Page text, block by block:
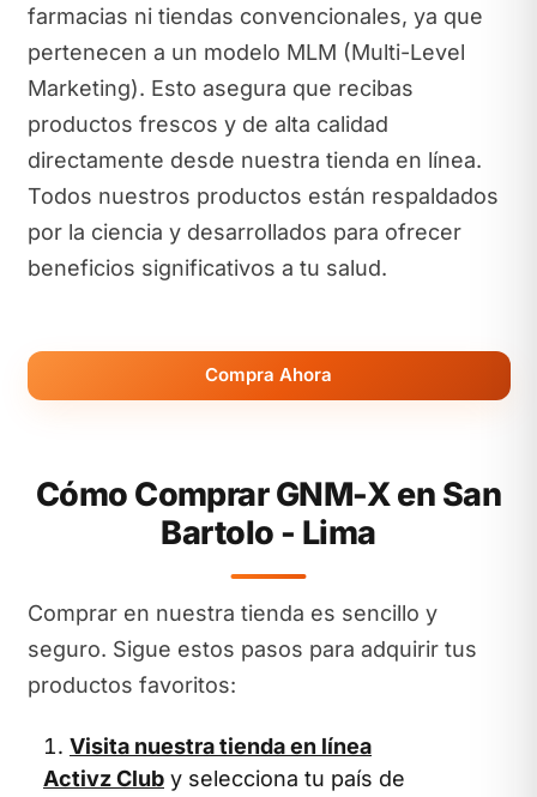
farmacias ni tiendas convencionales, ya que
pertenecen a un modelo MLM (Multi-Level
Marketing). Esto asegura que recibas
productos frescos y de alta calidad
directamente desde nuestra tienda en línea.
Todos nuestros productos están respaldados
por la ciencia y desarrollados para ofrecer
beneficios significativos a tu salud.
Compra Ahora
Cómo Comprar GNM-X en San
Bartolo - Lima
Comprar en nuestra tienda es sencillo y
seguro. Sigue estos pasos para adquirir tus
productos favoritos:
Visita nuestra tienda en línea
Activz Club y selecciona tu país de